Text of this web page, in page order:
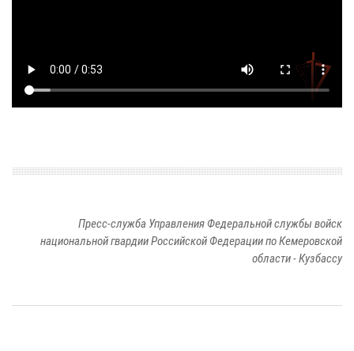
Пресс-служба Управления Федеральной службы войск
национальной гвардии Российской Федерации по Кемеровской
области - Кузбассу